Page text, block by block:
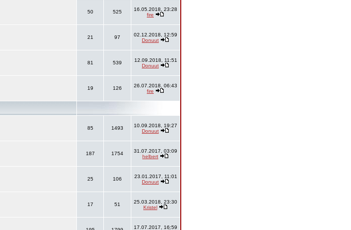
50 525
16.05.2018, 23:28
fire
21 97
02.12.2018, 12:59
Donuut
81 539
12.09.2018, 11:51
Donuut
19 126
26.07.2018, 06:43
fire
85 1493
10.09.2018, 19:27
Donuut
187 1754
31.07.2017, 03:09
helbert
25 106
23.01.2017, 11:01
Donuut
17 51
25.03.2018, 23:30
Kristel
17.07.2017, 16:59